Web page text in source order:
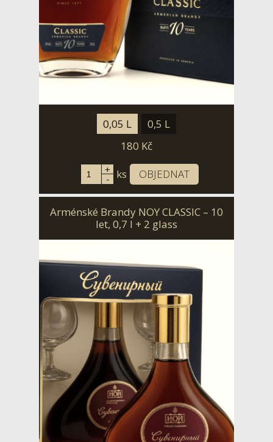
0,05 L
0,5 L
180 Kč
+
- ks OBJEDNAT
Arménské Brandy NOY CLASSIC – 10
let, 0,7 l + 2 glass